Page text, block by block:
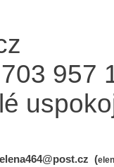
957
elena464@post.cz (